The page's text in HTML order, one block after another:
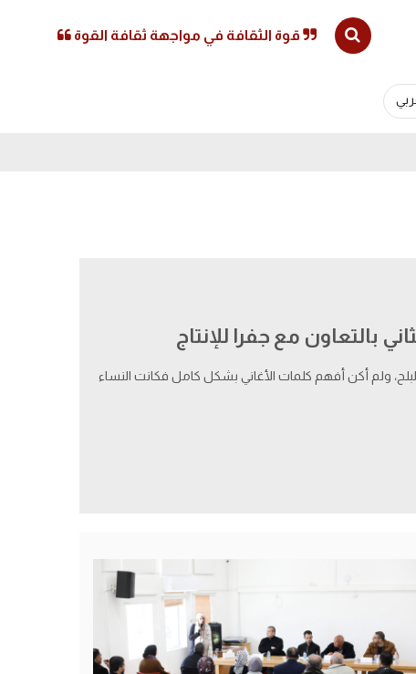
قوة الثقافة في مواجهة ثقافة القوة
بالتعاون مع جفرا للإنتاج
ولم أكن أفهم كلمات الأغاني بشكل كامل فكانت النساء